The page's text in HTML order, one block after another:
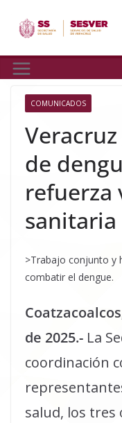
COMUNICADOS
de
refuerza
sanitaria
>Trabajo conjunto y
combatir el dengue.
de 2025.- La
coordinación
salud, los tres